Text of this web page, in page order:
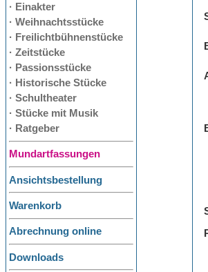
· Einakter
· Weihnachtsstücke
· Freilichtbühnenstücke
· Zeitstücke
· Passionsstücke
· Historische Stücke
· Schultheater
· Stücke mit Musik
· Ratgeber
Mundartfassungen
Ansichtsbestellung
Warenkorb
Abrechnung online
Downloads